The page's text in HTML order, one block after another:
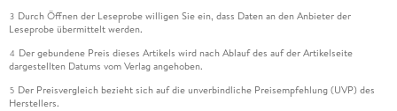
3 Durch Öffnen der Leseprobe willigen Sie ein, dass Daten an den Anbieter der
Leseprobe übermittelt werden.
4 Der gebundene Preis dieses Artikels wird nach Ablauf des auf der Artikelseite
dargestellten Datums vom Verlag angehoben.
5 Der Preisvergleich bezieht sich auf die unverbindliche Preisempfehlung (UVP) des
Herstellers.